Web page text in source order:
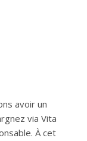
avoir un
via Vita
À cet